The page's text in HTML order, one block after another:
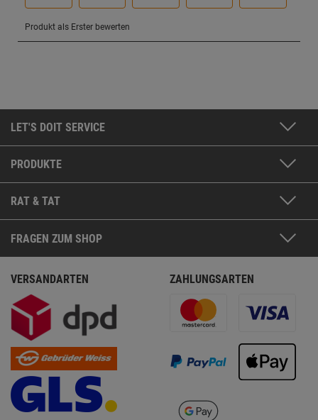
LET'S DOIT SERVICE
PRODUKTE
RAT & TAT
FRAGEN ZUM SHOP
VERSANDARTEN ZAHLUNGSARTEN